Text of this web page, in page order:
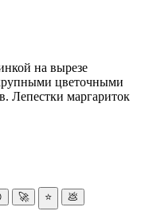
на вырезе
цветочными
Лепестки маргариток
🚀 ⭐ 💩